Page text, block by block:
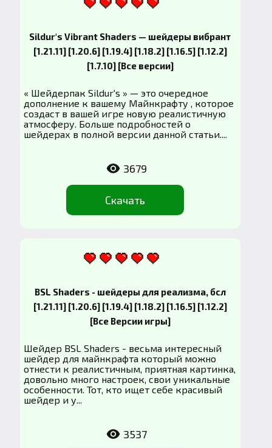
Sildur's Vibrant Shaders — шейдеры вибрант
[1.21.11] [1.20.6] [1.19.4] [1.18.2] [1.16.5] [1.12.2]
[1.7.10] [Все версии]
« Шейдерпак Sildur's » — это очередное
дополнение к вашему Майнкрафту , которое
создаст в вашей игре новую реалистичную
атмосферу. Больше подробностей о
шейдерах в полной версии данной статьи....
Скачать
3679
BSL Shaders - шейдеры для реализма, бсл
[1.21.11] [1.20.6] [1.19.4] [1.18.2] [1.16.5] [1.12.2]
[Все Версии игры]
Шейдер BSL Shaders - весьма интересный
шейдер для майнкрафта который можно
отнести к реалистичным, приятная картинка,
довольно много настроек, свои уникальные
особенности. Тот, кто ищет себе красивый
шейдер и у...
3537